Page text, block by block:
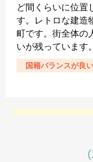
ど間くらいに位置
す。レトロな建造
町です。街全体の
いが残っています
国籍バランスが良